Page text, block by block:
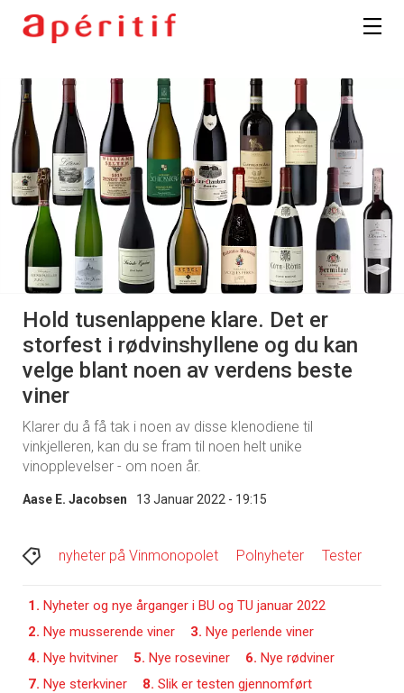
Hold tusenlappene klare. Det er
storfest i rødvinshyllene og du kan
velge blant noen av verdens beste
viner
Klarer du å få tak i noen av disse klenodiene til
vinkjelleren, kan du se fram til noen helt unike
vinopplevelser - om noen år.
Aase E. Jacobsen 13 Januar 2022 - 19:15
nyheter på Vinmonopolet Polnyheter Tester
1. Nyheter og nye årganger i BU og TU januar 2022
2. Nye musserende viner 3. Nye perlende viner
4. Nye hvitviner 5. Nye roseviner 6. Nye rødviner
7. Nye sterkviner 8. Slik er testen gjennomført